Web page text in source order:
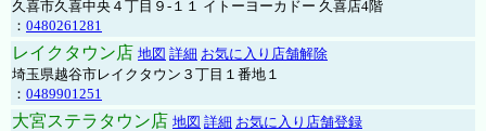
久喜市久喜中央４丁目９-１１ イトーヨーカドー 久喜店4階
： 0480261281
レイクタウン店 地図 詳細 お気に入り店舗解除
埼玉県越谷市レイクタウン３丁目１番地１
： 0489901251
大宮ステラタウン店 地図 詳細 お気に入り店舗登録